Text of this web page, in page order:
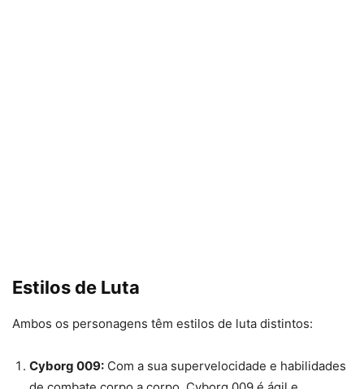
Estilos de Luta
Ambos os personagens têm estilos de luta distintos:
Cyborg 009: Com a sua supervelocidade e habilidades